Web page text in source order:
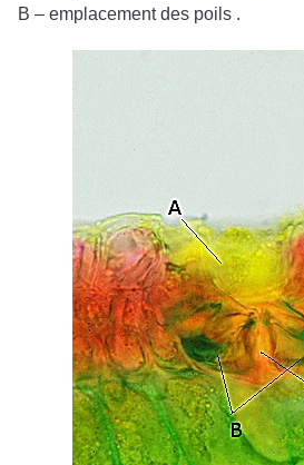
B – emplacement des poils .